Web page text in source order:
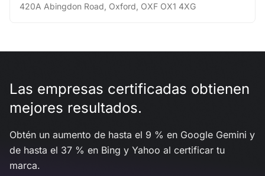
420A Abingdon Road Oxford OXF OX1 4XG
Las empresas certificadas obtienen
mejores resultados.
Obtén un aumento de hasta el 9 % en Google Gemini y
de hasta el 37 % en Bing y Yahoo al certificar tu
marca.